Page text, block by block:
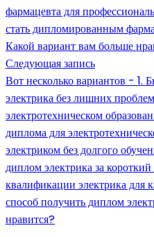
фармацевта для
стать дипломированным
Какой вариант вам больше
Следующая запись
Вот несколько вариантов - 1.
электрика без лишних
электротехническом
диплома для
электриком без долгого
диплом электрика за
квалификации электрика для
способ получить диплом
нравится?